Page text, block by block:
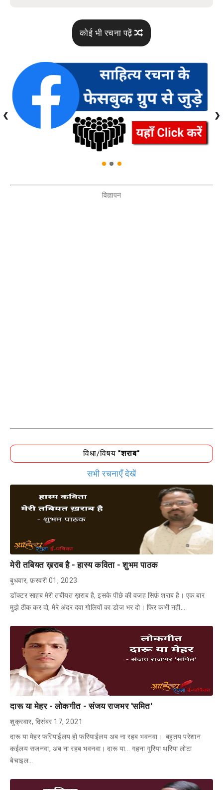
कोई भी रचना पढ़ें
❮ ❯
विज्ञापन
विधा/विषय"शराब"
सभी रचनाएँ देखें
मेरी तबियत ख़राब है - हास्य कविता - शुभम पाठक
बुधवार, फ़रवरी 01, 2023
डॉक्टर साहब मेरी तबीयत ख़राब है, इसके पीछे की वजह सिर्फ़ शराब है। एक बार
मुझे ठीक कर दो, मेरे अंदर दवा गोलियों का डोज भर दो। फिर कभी नही…
दारू या मेहर - लोकगीत - संजय राजभर 'समित'
शुक्रवार, दिसंबर 17, 2021
दारू या मेहर फरियाईलय हो फरियाईलय अब ना रहब भवनवा। बहुतय परेशान
कईलय सजनवा, अब ना रहब भवनवा। दारू या... गहना गुरिया थरिया लोटा
बेचाइल…